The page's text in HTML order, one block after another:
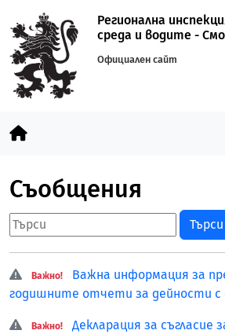
Регионална
среда и водите -
Официален сайт
Съобщения
Търси
Важно!
Важна информация за
годишните отчети за дейности с
Важно!
Декларация за съгласие